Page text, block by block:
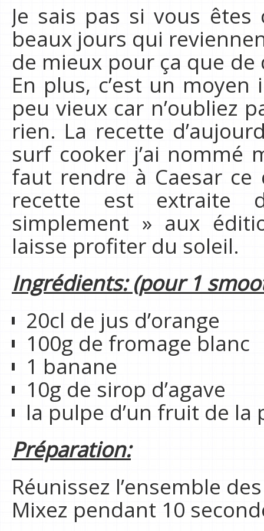
Je sais pas si vous
beaux jours qui
de mieux pour ça que
En plus, c’est un
peu vieux car n’oubliez
rien. La recette
surf cooker j’ai nommé
faut rendre à Caesar
recette est extraite
simplement » aux
laisse profiter du soleil.
Ingrédients: (pour 1
20cl de jus d’orange
100g de fromage blanc
1 banane
10g de sirop d’agave
la pulpe d’un fruit de la
Préparation:
Réunissez l’ensemble
Mixez pendant 10